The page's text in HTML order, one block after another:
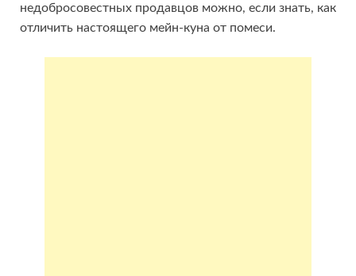
недобросовестных продавцов можно, если знать, как
отличить настоящего мейн-куна от помеси.